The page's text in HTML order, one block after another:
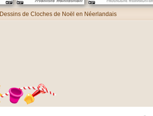
Dessins de Cloches de Noël en Néerlandais